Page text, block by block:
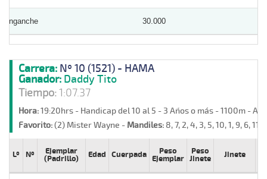
Enganche 30.000
Carrera: Nº 10 (1521) - HAMA
Ganador: Daddy Tito
Tiempo:1:07.37
Hora:19:20hrs - Handicap del 10 al 5 - 3 Años o más - 1100m -
Favorito:(2) Mister Wayne - Mandiles: 8, 7, 2, 4, 3, 5, 10, 1, 9, 6, 11 -
Lº Nº
Ejemplar
(Padrillo)
Edad Cuerpada
Peso
Ejemplar
Peso
Jinete
Jinete